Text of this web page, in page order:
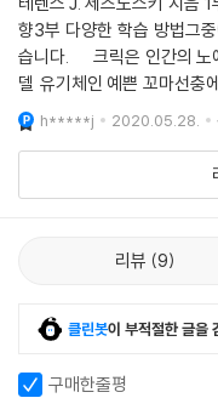
신러닝과 딥러닝 없이는 수
한편 인공지능 개발 초기, 많
현할 수 있다고 생각했다. 그
다. 세즈노스키는 이에 대해
위해서는 인간이 학습하고
을 통해서 학습하지 않는다
세즈노스키를 비롯한 몇몇
신 데이터를 기반으로 하는
것과 동일한 방식으로 데이
발하여 처음 접하는 환경을
것이다. 학습 알고리즘은 원
향3부 다양한 학습 방법그
습니다. 크릭은 인간의 노
델 유기체인 예쁜 꼬마선충
간에 걸쳐 체내의 모든 세포
의 발달 과정을
h*****j 2020.05.28.
리뷰 9
클린봇이 부적절한 글을
구매한줄평